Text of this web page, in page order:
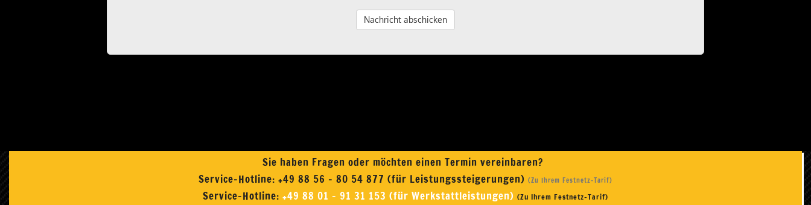
Nachricht abschicken
Sie haben Fragen oder möchten einen Termin vereinbaren?
Service-Hotline: +49 88 56 - 80 54 877 (für Leistungssteigerungen) (Zu Ihrem Festnetz-Tarif)
Service-Hotline: +49 88 01 - 91 31 153 (für Werkstattleistungen) (Zu Ihrem Festnetz-Tarif)